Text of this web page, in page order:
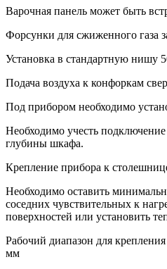
Варочная панель может быть
Форсунки для сжиженного газа
Установка в стандартную нишу
Подача воздуха к конфоркам
Под прибором необходимо
Необходимо учесть
глубины шкафа.
Крепление прибора к
Необходимо оставить
соседних чувствительных к
поверхностей или установить
Рабочий диапазон для
мм